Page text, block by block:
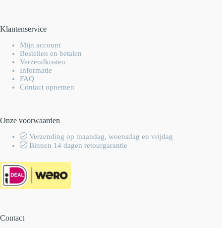
Klantenservice
Mijn account
Bestellen en betalen
Verzendkosten
Informatie
FAQ
Contact opnemen
Onze voorwaarden
Verzending op maandag, woensdag en vrijdag
Binnen 14 dagen retourgarantie
Contact